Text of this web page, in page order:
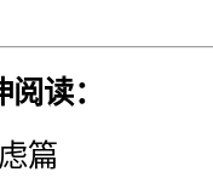
读：
篇